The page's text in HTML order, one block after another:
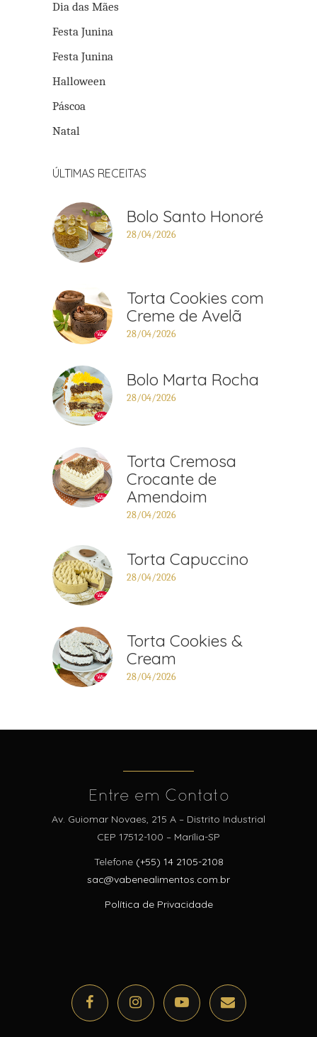
Dia das Mães
Festa Junina
Festa Junina
Halloween
Páscoa
Natal
ÚLTIMAS RECEITAS
Bolo Santo Honoré
28/04/2026
Torta Cookies com
Creme de Avelã
28/04/2026
Bolo Marta Rocha
28/04/2026
Torta Cremosa
Crocante de
Amendoim
28/04/2026
Torta Capuccino
28/04/2026
Torta Cookies &
Cream
28/04/2026
Entre em Contato
Av. Guiomar Novaes, 215 A – Distrito Industrial
CEP 17512-100 – Marília-SP
Telefone (+55) 14 2105-2108
sac@vabenealimentos.com.br
Política de Privacidade